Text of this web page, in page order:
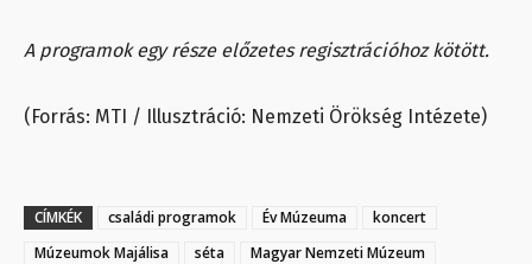
A programok egy része előzetes regisztrációhoz kötött.
(Forrás: MTI / Illusztráció: Nemzeti Örökség Intézete)
CÍMKÉK családi programok Év Múzeuma
koncert
Múzeumok Majálisa
séta Magyar Nemzeti Múzeum